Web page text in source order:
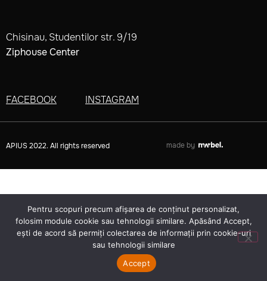
Chisinau, Studentilor str. 9/19
Ziphouse Center
FACEBOOK INSTAGRAM
APIUS 2022. All rights reserved made by
Pentru scopuri precum afișarea de conținut personalizat,
folosim module cookie sau tehnologii similare. Apăsând Accept,
ești de acord să permiți colectarea de informații prin cookie-uri
sau tehnologii similare
Accept